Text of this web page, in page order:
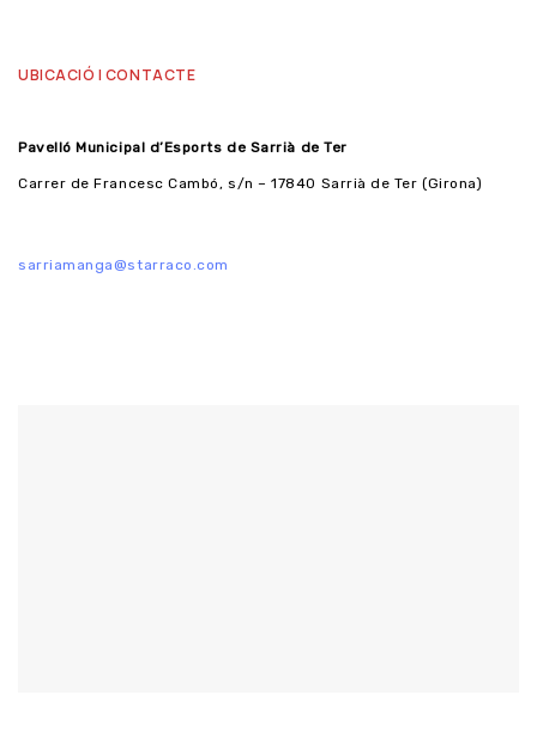
UBICACIÓ I CONTACTE
Pavelló Municipal d’Esports de Sarrià de Ter
Carrer de Francesc Cambó, s/n – 17840 Sarrià de Ter (Girona)
sarriamanga@starraco.com